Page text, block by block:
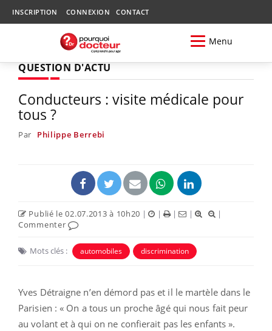
INSCRIPTION CONNEXION CONTACT
Menu
QUESTION D'ACTU
Conducteurs : visite médicale pour
tous ?
Par Philippe Berrebi
Publié le 02.07.2013 à 10h20 | | | |
|
Commenter
Mots clés : automobiles discrimination
Yves Détraigne n’en démord pas et il le martèle dans le
Parisien : « On a tous un proche âgé qui nous fait peur
au volant et à qui on ne confierait pas les enfants ».